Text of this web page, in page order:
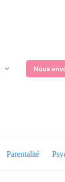
Nous
Parentalité